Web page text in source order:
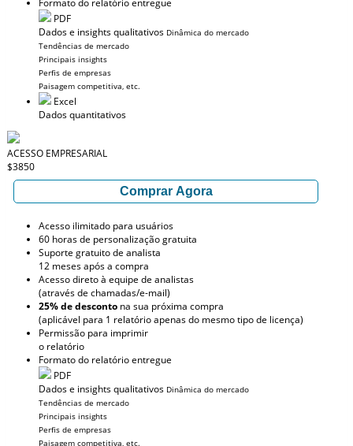
Formato do relatório entregue
PDF
Dados e insights qualitativos Dinâmica do mercado
Tendências de mercado
Principais insights
Perfis de empresas
Paisagem competitiva, etc.
Excel
Dados quantitativos
ACESSO EMPRESARIAL
$3850
Comprar Agora
Acesso ilimitado para usuários
60 horas de personalização gratuita
Suporte gratuito de analista
12 meses após a compra
Acesso direto à equipe de analistas
(através de chamadas/e-mail)
25% de desconto na sua próxima compra
(aplicável para 1 relatório apenas do mesmo tipo de licença)
Permissão para imprimir
o relatório
Formato do relatório entregue
PDF
Dados e insights qualitativos Dinâmica do mercado
Tendências de mercado
Principais insights
Perfis de empresas
Paisagem competitiva, etc.